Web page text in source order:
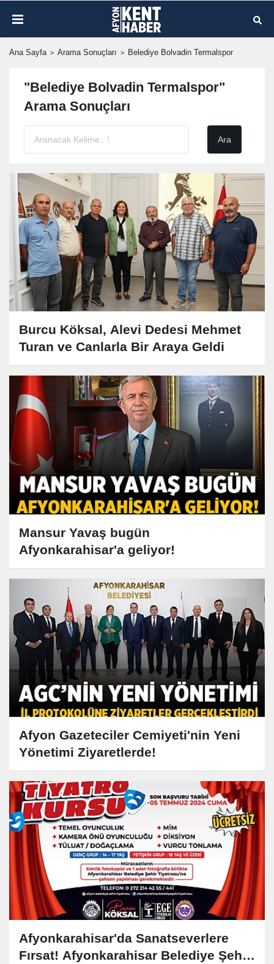
Ana Sayfa Arama Sonuçları Belediye Bolvadin Termalspor
"Belediye Bolvadin Termalspor"
Arama Sonuçları
Burcu Köksal, Alevi Dedesi Mehmet
Turan ve Canlarla Bir Araya Geldi
Mansur Yavaş bugün
Afyonkarahisar'a geliyor!
Afyon Gazeteciler Cemiyeti'nin Yeni
Yönetimi Ziyaretlerde!
Afyonkarahisar'da Sanatseverlere
Fırsat! Afyonkarahisar Belediye Şehir